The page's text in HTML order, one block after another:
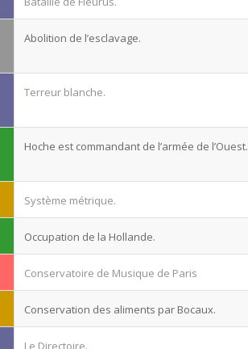
Abolition de l’esclavage.
Terreur blanche.
Hoche est commandant de l’armée de l’Ouest.
Système métrique.
Occupation de la Hollande.
Conservatoire de Musique de Paris
Conservation des aliments par Bocaux.